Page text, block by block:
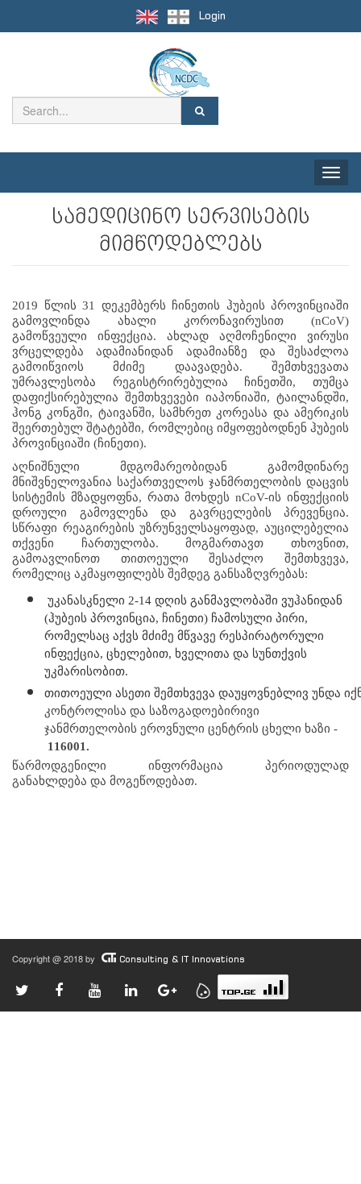
Login
Toggle
სამედიცინო სერვისების
მიმწოდებლებს
2019 წლის 31 დეკემბერს ჩინეთის ჰუბეის პროვინციაში
გამოვლინდა ახალი კორონავირუსით (nCoV)
გამოწვეული ინფექცია. ახლად აღმოჩენილი ვირუსი
ვრცელდება ადამიანიდან ადამიანზე და შესაძლოა
გამოიწვიოს მძიმე დაავადება. შემთხვევათა
უმრავლესობა რეგისტრირებულია ჩინეთში, თუმცა
დაფიქსირებულია შემთხვევები იაპონიაში, ტაილანდში,
ჰონგ კონგში, ტაივანში, სამხრეთ კორეასა და ამერიკის
შეერთებულ შტატებში, რომლებიც იმყოფებოდნენ ჰუბეის
პროვინციაში (ჩინეთი).
აღნიშნული მდგომარეობიდან გამომდინარე
მნიშვნელოვანია საქართველოს ჯანმრთელობის დაცვის
სისტემის მზადყოფნა, რათა მოხდეს nCoV-ის ინფექციის
დროული გამოვლენა და გავრცელების პრევენცია.
სწრაფი რეაგირების უზრუნველსაყოფად, აუცილებელია
თქვენი ჩართულობა. მოგმართავთ თხოვნით,
გამოავლინოთ თითოეული შესაძლო შემთხვევა,
რომელიც აკმაყოფილებს შემდეგ განსაზღვრებას:
უკანასკნელი 2-14 დღის განმავლობაში ვუჰანიდან
(ჰუბეის პროვინცია, ჩინეთი) ჩამოსული პირი,
რომელსაც აქვს მძიმე მწვავე რესპირატორული
ინფექცია, ცხელებით, ხველითა და სუნთქვის
უკმარისობით.
თითოეული ასეთი შემთხვევა დაუყოვნებლივ უნდა
კონტროლისა და საზოგადოებირივი
116001.
წარმოდგენილი ინფორმაცია პერიოდულად
განახლდება და მოგეწოდებათ.
Copyright @ 2018 by Consulting & IT Innovations